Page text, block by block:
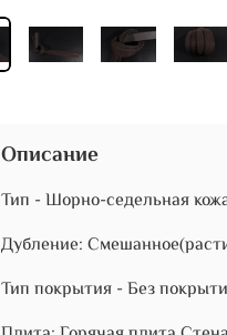
Описание
Тип - Шорно-седельная
Дубление:
Тип покрытия - Без